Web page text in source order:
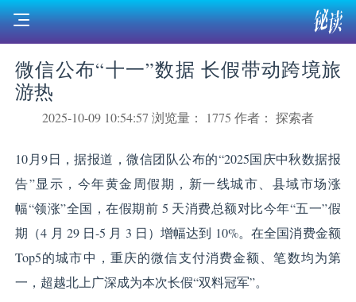
微信公布“十一”数据 长假带动跨境旅
游热
2025-10-09 10:54:57 浏览量： 1775 作者： 探索者
10月9日，据报道，微信团队公布的“2025国庆中秋数据报
告”显示，今年黄金周假期，新一线城市、县域市场涨
幅“领涨”全国，在假期前 5 天消费总额对比今年“五一”假
期（4 月 29 日-5 月 3 日）增幅达到 10%。在全国消费金额
Top5的城市中，重庆的微信支付消费金额、笔数均为第
一，超越北上广深成为本次长假“双料冠军”。